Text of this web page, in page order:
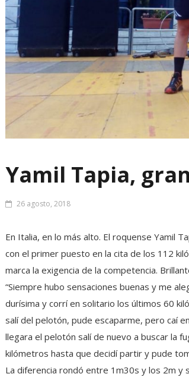
Yamil Tapia,
26 agosto, 2018
En Italia, en lo más alto. El roquense Yamil
con el primer puesto en la cita de los 112
marca la exigencia de la competencia.
“Siempre hubo sensaciones buenas y me
durísima y corrí en solitario los últimos 60
salí del pelotón, pude escaparme, pero caí
llegara el pelotón salí de nuevo a buscar la
kilómetros hasta que decidí partir y pude
La diferencia rondó entre 1m30s y los 2m y